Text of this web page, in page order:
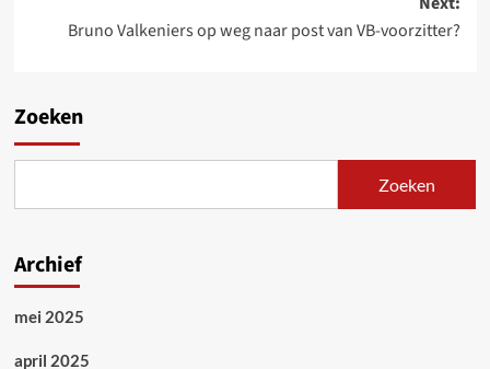
Bruno Valkeniers op weg naar post van VB-voorzitter?
Zoeken
Zoeken
Archief
mei 2025
april 2025